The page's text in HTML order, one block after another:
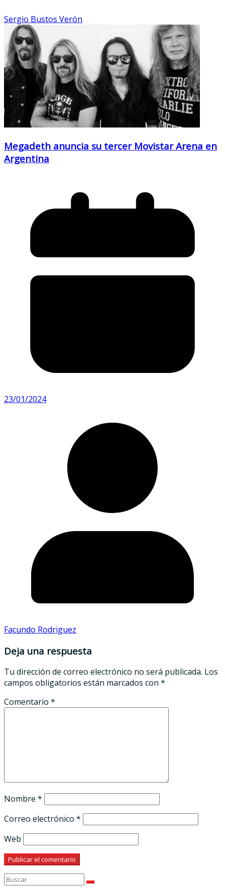
Sergio Bustos Verón
Megadeth anuncia su tercer Movistar Arena en
Argentina
23/01/2024
Facundo Rodriguez
Deja una respuesta
Tu dirección de correo electrónico no será publicada. Los
campos obligatorios están marcados con *
Comentario *
Nombre *
Correo electrónico *
Web